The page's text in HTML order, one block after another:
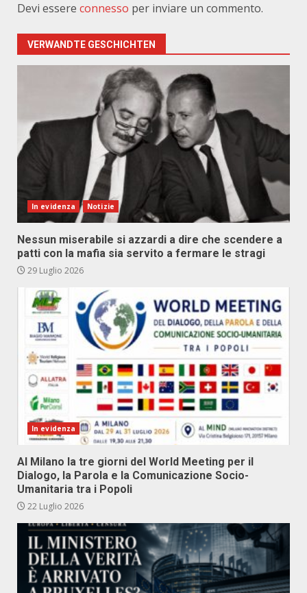
Devi essere connesso per inviare un commento.
VERWANDTE GESCHICHTEN
In evidenza Notizie
Nessun miserabile si azzardi a dire che scendere a
patti con la mafia sia servito a fermare le stragi
29 Luglio 2026
In evidenza
Al Milano la tre giorni del World Meeting per il
Dialogo, la Parola e la Comunicazione Socio-
Umanitaria tra i Popoli
22 Luglio 2026